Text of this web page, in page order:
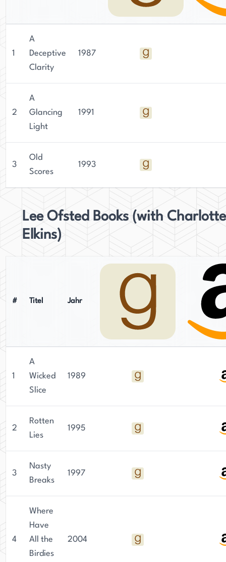
1
A
Deceptive
Clarity
1987
2
A
Glancing
Light
1991
3
Old
Scores
1993
Lee Ofsted Books (with Charlotte
Elkins)
# Titel Jahr
1
A
Wicked
Slice
1989
2
Rotten
Lies
1995
3
Nasty
Breaks
1997
4
Where
Have
All the
Birdies
2004